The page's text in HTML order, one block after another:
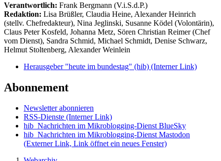
Verantwortlich: Frank Bergmann (V.i.S.d.P.)
Redaktion: Lisa Brüßler, Claudia Heine, Alexander Heinrich
(stellv. Chefredakteur), Nina Jeglinski, Susanne Ködel (Volontärin),
Claus Peter Kosfeld, Johanna Metz, Sören Christian Reimer (Chef
vom Dienst), Sandra Schmid, Michael Schmidt, Denise Schwarz,
Helmut Stoltenberg, Alexander Weinlein
Herausgeber "heute im bundestag" (hib) (Interner Link)
Abonnement
Newsletter abonnieren
RSS-Dienste (Interner Link)
hib_Nachrichten im Mikroblogging-Dienst BlueSky
hib_Nachrichten im Mikroblogging-Dienst Mastodon
(Externer Link, Link öffnet ein neues Fenster)